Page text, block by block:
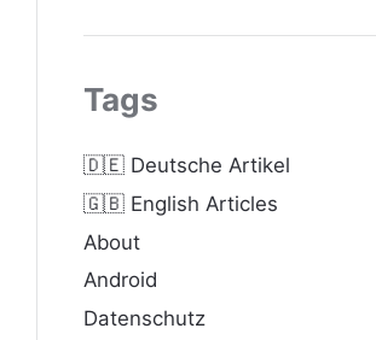
Tags
🇩🇪 Deutsche Artikel
🇬🇧 English Articles
About
Android
Datenschutz